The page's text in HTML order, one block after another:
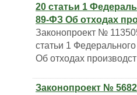
20 статьи 1
89-ФЗ Об отходах
Законопроект №
статьи 1
Об отходах
Законопроект №